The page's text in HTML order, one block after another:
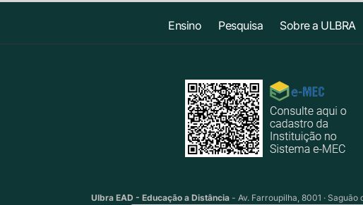
Ensino Pesquisa Sobre a ULBRA
Ulbra EAD - Educação a Distância - Av. Farroupilha, 8001 · Saguão